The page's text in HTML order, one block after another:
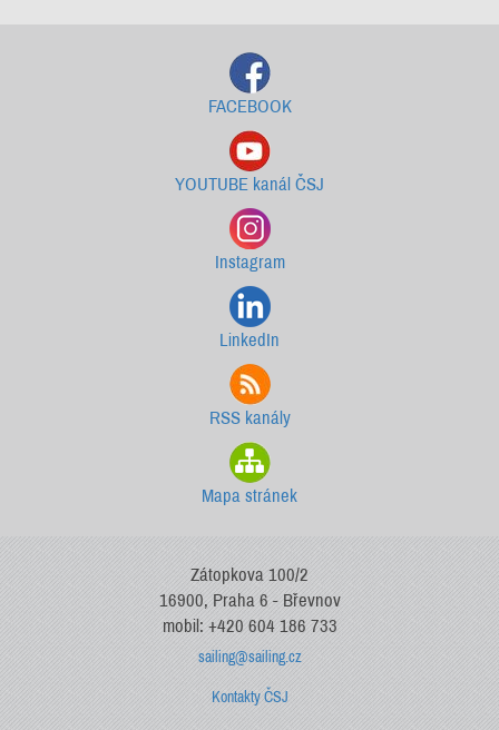
FACEBOOK
YOUTUBE kanál ČSJ
Instagram
LinkedIn
RSS kanály
Mapa stránek
Zátopkova 100/2
16900, Praha 6 - Břevnov
mobil: +420 604 186 733
sailing@sailing.cz
Kontakty ČSJ